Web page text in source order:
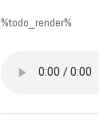
%todo_render%